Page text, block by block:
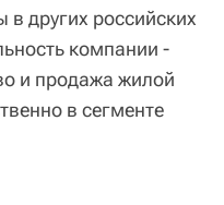
в других российских
компании -
и продажа жилой
в сегменте